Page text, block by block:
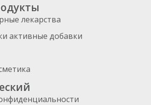
лекарства
активные добавки